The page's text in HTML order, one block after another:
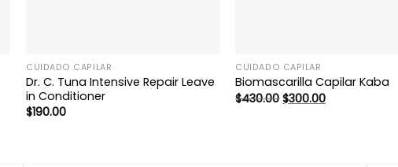
CUIDADO CAPILAR
Dr. C. Tuna Intensive Repair Leave
in Conditioner
$190.00
CUIDADO CAPILAR
Biomascarilla Capilar Kaba
$430.00El
precio
$300.00El
precio